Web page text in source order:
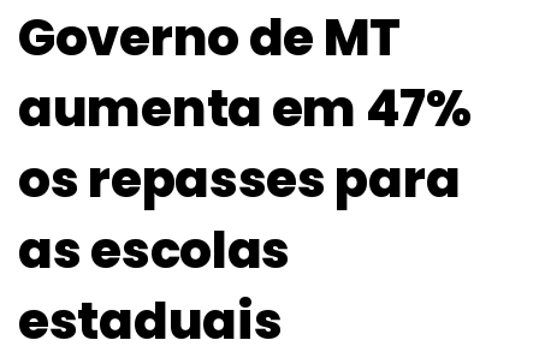
Governo de MT
aumenta em 47%
os repasses para
as escolas
estaduais